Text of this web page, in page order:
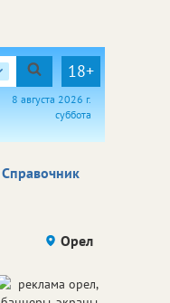
18+
8 августа 2026 г.
суббота
Справочник
Орел